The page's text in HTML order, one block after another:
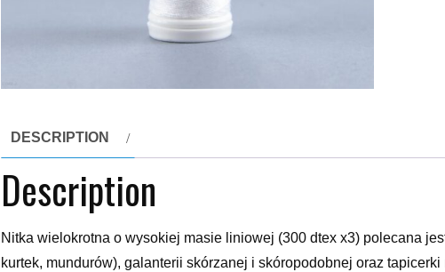
DESCRIPTION
Description
Nitka wielokrotna o wysokiej masie liniowej (300 dtex x3) polecana
kurtek, mundurów), galanterii skórzanej i skóropodobnej oraz